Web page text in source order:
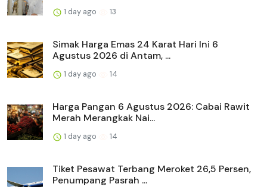
1 day ago 13
Simak Harga Emas 24 Karat Hari Ini 6
Agustus 2026 di Antam, ...
1 day ago 14
Harga Pangan 6 Agustus 2026: Cabai Rawit
Merah Merangkak Nai...
1 day ago 14
Tiket Pesawat Terbang Meroket 26,5 Persen,
Penumpang Pasrah ...